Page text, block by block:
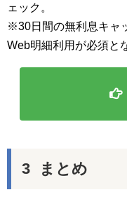
ェック。
※30日間の無利息キャ
Web明細利用が必須と
まとめ